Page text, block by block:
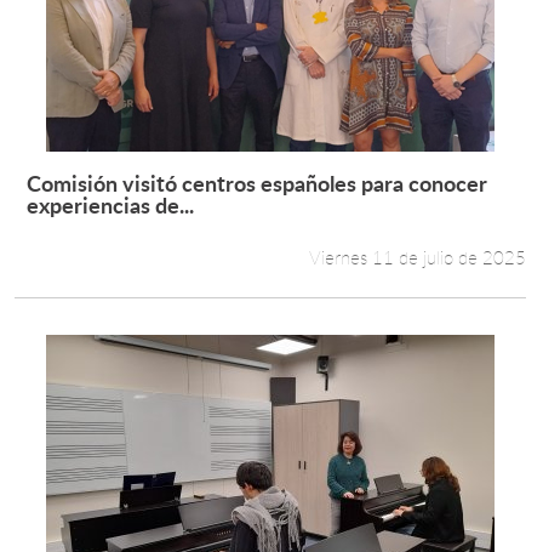
Leer más +
Comisión visitó centros españoles para conocer
experiencias de...
Viernes 11 de julio de 2025